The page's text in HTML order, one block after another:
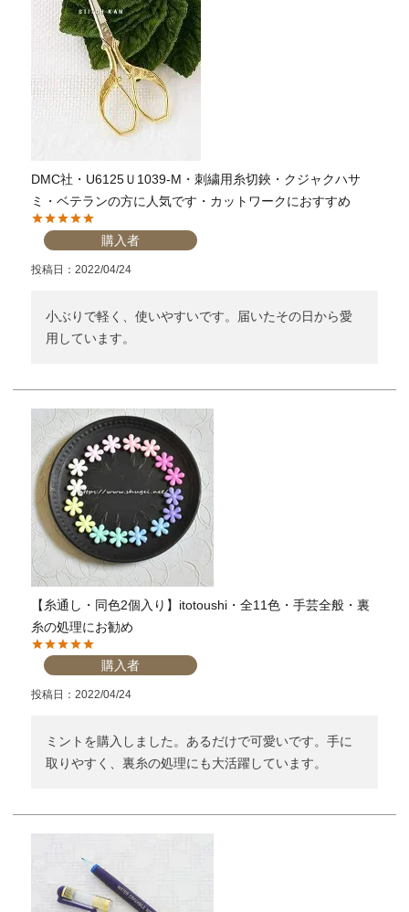
DMC社・U6125Ｕ1039-M・刺繍用糸切鋏・クジャクハサ
ミ・ベテランの方に人気です・カットワークにおすすめ
購入者
投稿日 2022/04/24
小ぶりで軽く、使いやすいです。届いたその日から愛
用しています。
【糸通し・同色2個入り】itotoushi・全11色・手芸全般・裏
糸の処理にお勧め
購入者
投稿日 2022/04/24
ミントを購入しました。あるだけで可愛いです。手に
取りやすく、裏糸の処理にも大活躍しています。